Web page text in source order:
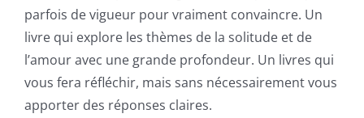
parfois de vigueur pour vraiment convaincre. Un
livre qui explore les thèmes de la solitude et de
l’amour avec une grande profondeur. Un livres qui
vous fera réfléchir, mais sans nécessairement vous
apporter des réponses claires.
of
Unlimluck
in
Revolutionizing